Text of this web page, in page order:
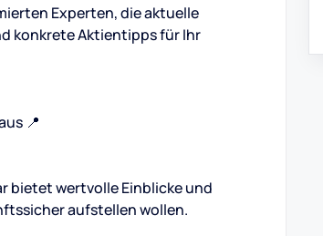
Experten, die aktuelle
konkrete Aktientipps für Ihr
📍
bietet wertvolle Einblicke und
aufstellen wollen.